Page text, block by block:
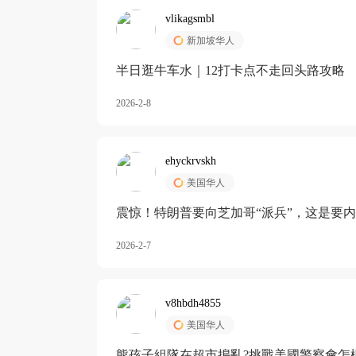
vlikagsmbl
新加坡华人
半日逛牛车水｜12打卡点不走回头路攻略
2026-2-8
ehyckrvskh
美国华人
震惊！特朗普要向芝加哥“派兵”，这是要
2026-2-7
v8hbdh4855
美国华人